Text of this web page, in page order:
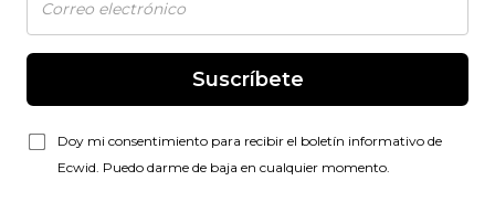
Suscríbete
Doy mi consentimiento para recibir el boletín informativo de
Ecwid. Puedo darme de baja en cualquier momento.